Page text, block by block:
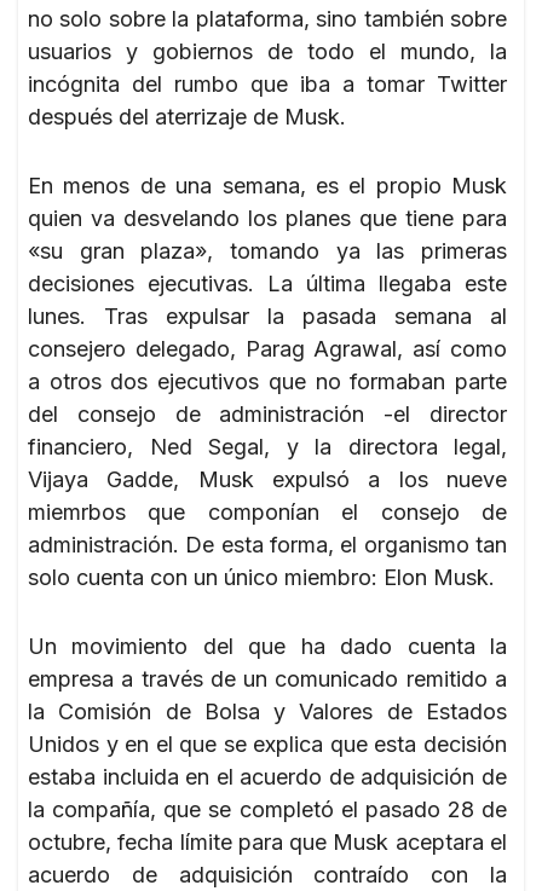
no solo sobre la plataforma, sino también sobre
usuarios y gobiernos de todo el mundo, la
incógnita del rumbo que iba a tomar Twitter
después del aterrizaje de Musk.
En menos de una semana, es el propio Musk
quien va desvelando los planes que tiene para
«su gran plaza», tomando ya las primeras
decisiones ejecutivas. La última llegaba este
lunes. Tras expulsar la pasada semana al
consejero delegado, Parag Agrawal, así como
a otros dos ejecutivos que no formaban parte
del consejo de administración -el director
financiero, Ned Segal, y la directora legal,
Vijaya Gadde, Musk expulsó a los nueve
miemrbos que componían el consejo de
administración. De esta forma, el organismo tan
solo cuenta con un único miembro: Elon Musk.
Un movimiento del que ha dado cuenta la
empresa a través de un comunicado remitido a
la Comisión de Bolsa y Valores de Estados
Unidos y en el que se explica que esta decisión
estaba incluida en el acuerdo de adquisición de
la compañía, que se completó el pasado 28 de
octubre, fecha límite para que Musk aceptara el
acuerdo de adquisición contraído con la